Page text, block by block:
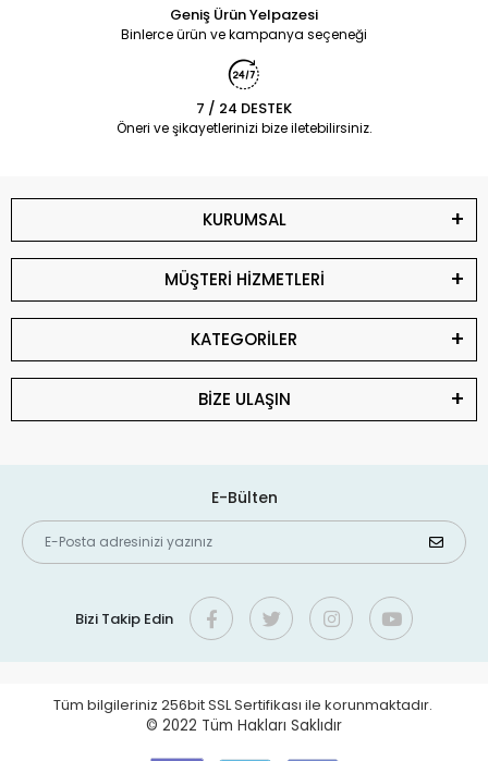
Geniş Ürün Yelpazesi
Binlerce ürün ve kampanya seçeneği
7 / 24 DESTEK
Öneri ve şikayetlerinizi bize iletebilirsiniz.
KURUMSAL
MÜŞTERİ HİZMETLERİ
KATEGORİLER
BİZE ULAŞIN
E-Bülten
Bizi Takip Edin
Tüm bilgileriniz 256bit SSL Sertifikası ile korunmaktadır.
© 2022 Tüm Hakları Saklıdır